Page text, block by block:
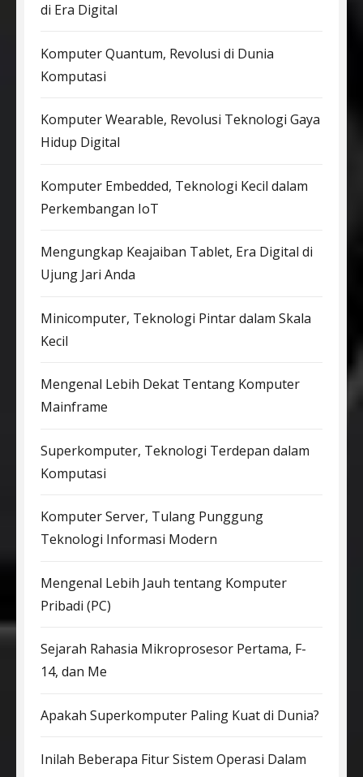
di Era Digital
Komputer Quantum, Revolusi di Dunia
Komputasi
Komputer Wearable, Revolusi Teknologi Gaya
Hidup Digital
Komputer Embedded, Teknologi Kecil dalam
Perkembangan IoT
Mengungkap Keajaiban Tablet, Era Digital di
Ujung Jari Anda
Minicomputer, Teknologi Pintar dalam Skala
Kecil
Mengenal Lebih Dekat Tentang Komputer
Mainframe
Superkomputer, Teknologi Terdepan dalam
Komputasi
Komputer Server, Tulang Punggung
Teknologi Informasi Modern
Mengenal Lebih Jauh tentang Komputer
Pribadi (PC)
Sejarah Rahasia Mikroprosesor Pertama, F-
14, dan Me
Apakah Superkomputer Paling Kuat di Dunia?
Inilah Beberapa Fitur Sistem Operasi Dalam